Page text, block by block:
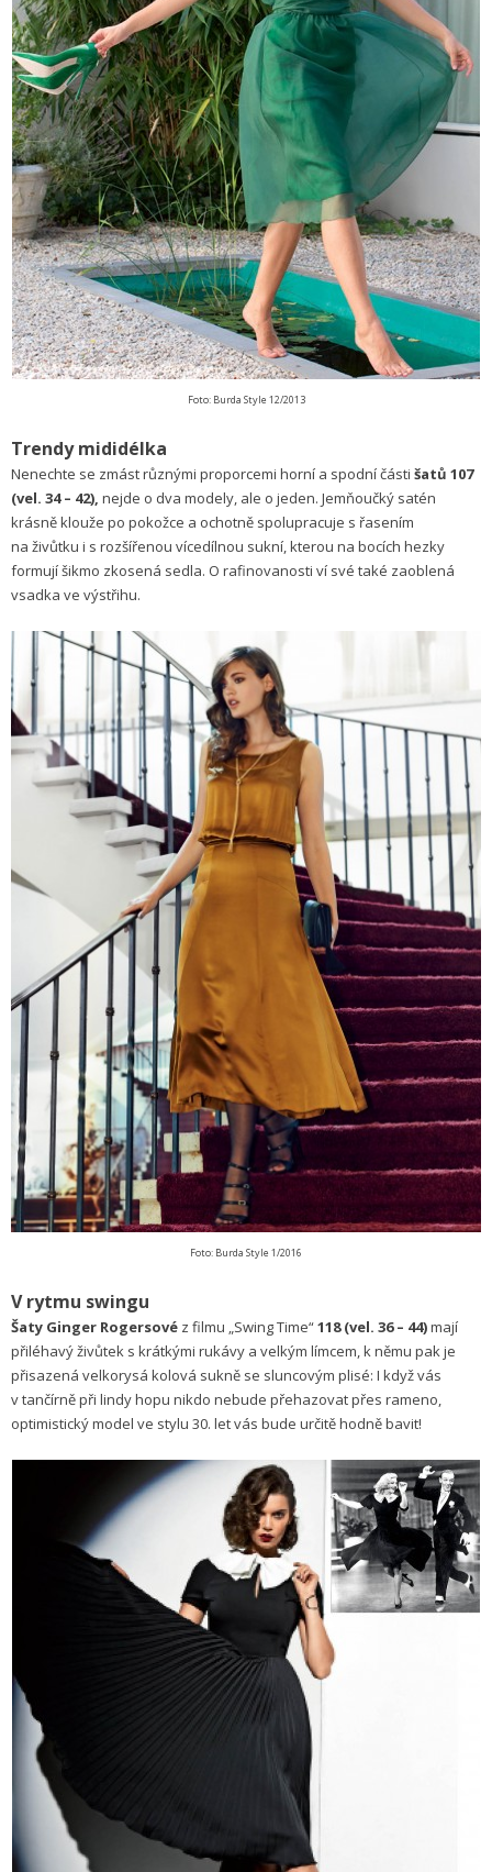
Foto: Burda Style 12/2013
Trendy mididélka
Nenechte se zmást různými proporcemi horní a spodní části šatů 107
(vel. 34 – 42), nejde o dva modely, ale o jeden. Jemňoučký satén
krásně klouže po pokožce a ochotně spolupracuje s řasením
na živůtku i s rozšířenou vícedílnou sukní, kterou na bocích hezky
formují šikmo zkosená sedla. O rafinovanosti ví své také zaoblená
vsadka ve výstřihu.
Foto: Burda Style 1/2016
V rytmu swingu
Šaty Ginger Rogersové z filmu „Swing Time“118 (vel. 36 – 44)mají
přiléhavý živůtek s krátkými rukávy a velkým límcem, k němu pak je
přisazená velkorysá kolová sukně se sluncovým plisé: I když vás
v tančírně při lindy hopu nikdo nebude přehazovat přes rameno,
optimistický model ve stylu 30. let vás bude určitě hodně bavit!